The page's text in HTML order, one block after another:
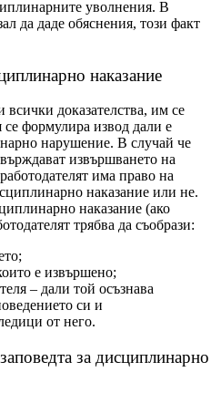
уволнения. В
да даде обяснения, този факт
наказание
всички доказателства, им се
формулира извод дали е
нарушение. В случай че
извършването на
има право на
наказание или не.
наказание (ако
трябва да съобрази:
е извършено;
– дали той осъзнава
си и
от него.
за дисциплинарно